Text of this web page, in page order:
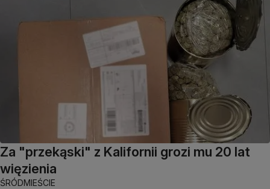
Za "przekąski" z Kalifornii grozi mu 20 lat
więzienia
ŚRÓDMIEŚCIE